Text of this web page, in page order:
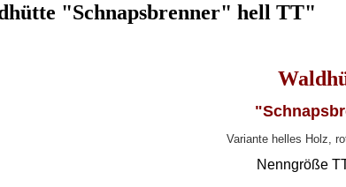
"Schnapsbrenner" hell TT"
Variante helles Holz,
Nenngröße